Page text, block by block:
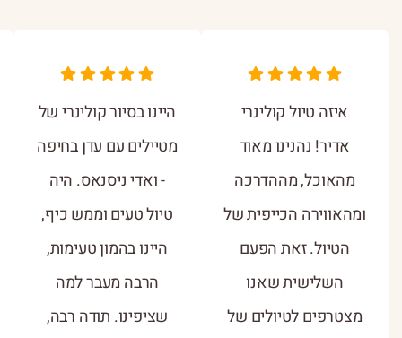
איזה טיול קולינרי
אדיר! נהנינו מאוד
מהאוכל, מההדרכה
ומהאווירה הכייפית של
הטיול. זאת הפעם
השלישית שאנו
מצטרפים לטיולים של
היינו בסיור קולינרי של
מטיילים עם עדן בחיפה
- ואדי ניסנאס. היה
טיול טעים וממש כיף,
היינו בהמון טעימות,
הרבה מעבר למה
שציפינו. תודה רבה,